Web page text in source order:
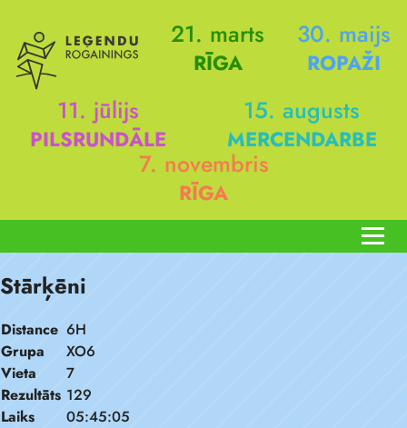
21. marts
RĪGA
30. maijs
ROPAŽI
11. jūlijs
PILSRUNDĀLE
15. augusts
MERCENDARBE
7. novembris
RĪGA
Stārķēni
Distance 6H
Grupa
XO6
Vieta
7
Rezultāts 129
Laiks
05:45:05